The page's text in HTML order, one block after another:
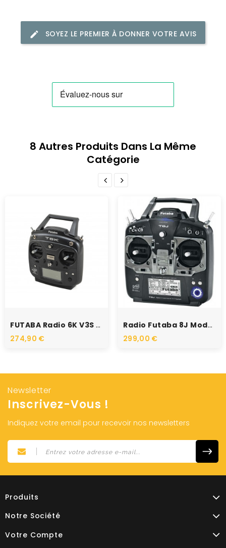
SOYEZ LE PREMIER À DONNER VOTRE AVIS
8 Autres Produits Dans La Même
Catégorie
FUTABA Radio 6K V3S +...
274,90 €
Radio Futaba 8J Mode 1 +...
299,00 €
Newsletter
Inscrivez-Vous !
Indiquez votre email pour recevoir nos newsletters
Produits
Notre Société
Votre Compte